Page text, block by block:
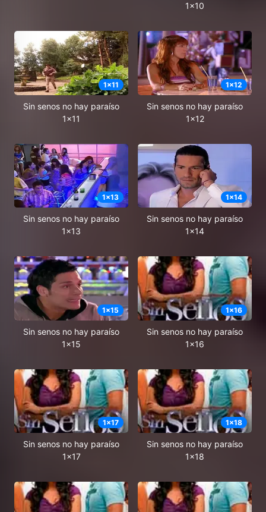
1x10
1x11
Sin senos no hay paraíso
1x11
1x12
Sin senos no hay paraíso
1x12
1x13
Sin senos no hay paraíso
1x13
1x14
Sin senos no hay paraíso
1x14
1x15
Sin senos no hay paraíso
1x15
1x16
Sin senos no hay paraíso
1x16
1x17
Sin senos no hay paraíso
1x17
1x18
Sin senos no hay paraíso
1x18